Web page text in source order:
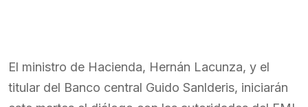
El ministro de Hacienda, Hernán Lacunza, y el
titular del Banco central Guido Sanlderis, iniciarán